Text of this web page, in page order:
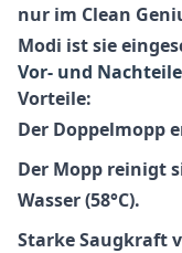
nur im Clean
Modi ist sie
Vor- und
Vorteile:
Der Doppelmopp
Der Mopp reinigt
Wasser (58°C).
Starke Saugkraft